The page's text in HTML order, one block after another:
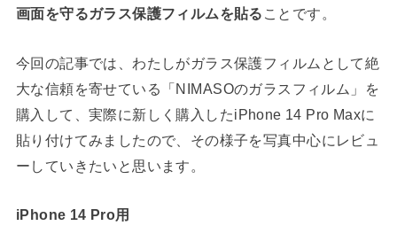
画面を守るガラス保護フィルムを貼る ことです。
今回の記事では、わたしがガラス保護フィルムとして絶
大な信頼を寄せている「NIMASOのガラスフィルム」を
購入して、実際に新しく購入したiPhone 14 Pro Maxに
貼り付けてみましたので、その様子を写真中心にレビュ
ーしていきたいと思います。
iPhone 14 Pro用